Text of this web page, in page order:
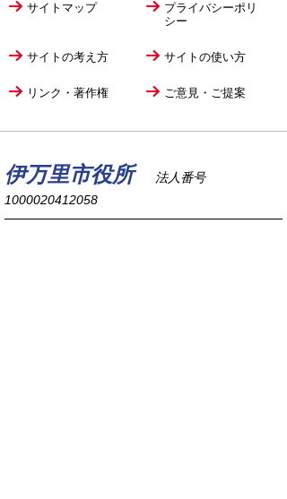
サイトマップ
プライバシーポリ
シー
サイトの考え方 サイトの使い方
リンク・著作権 ご意見・ご提案
伊万里市役所
法人番号
1000020412058